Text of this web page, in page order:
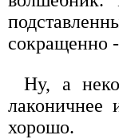
сокращенно
Ну, а
лаконичнее
хорошо.